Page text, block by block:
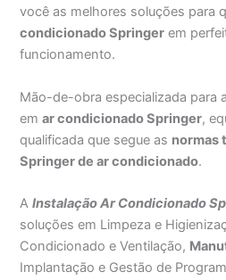
você as melhores soluções para
condicionado Springer em
funcionamento.
Mão-de-obra especializada para
emar condicionado Springer,
qualificada que segue as normas
Springer de ar condicionado.
AInstalação Ar Condicionado
soluções em Limpeza e
Condicionado e Ventilação,
Implantação e Gestão de